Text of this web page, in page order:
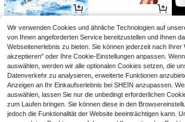
2,78€ 4,51€ 4
Wir verwenden Cookies und ähnliche Technologien auf
von Ihnen angeforderten Service bereitzustellen und Ihnen
Webseitenerlebnis zu bieten. Sie können jederzeit nach Ihrer
akzeptieren" oder Ihre Cookie-Einstellungen anpassen.
auswählen, werden wir alle optionalen Cookies setzen, die
Datenverkehr zu analysieren, erweiterte Funktionen
Anzeigen an Ihr Einkaufserlebnis bei SHEIN anzupassen.
auswählen, lassen Sie nur die unbedingt erforderlichen
zum Laufen bringen. Sie können diese in den
jedoch die Funktionalität der Website beeinträchtigen kann.